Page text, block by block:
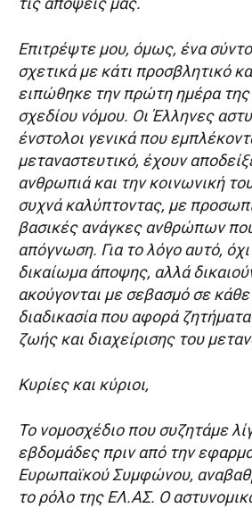
Επιτρέψτε μου, όμως, ένα
σχετικά με κάτι προσβλητικό
ειπώθηκε την πρώτη ημέρα
σχεδίου νόμου. Οι Έλληνες
ένστολοι γενικά που
μεταναστευτικό, έχουν
ανθρωπιά και την κοινωνική
συχνά καλύπτοντας, με
βασικές ανάγκες ανθρώπων
απόγνωση. Για το λόγο αυτό,
δικαίωμα άποψης, αλλά
ακούγονται με σεβασμό σε
διαδικασία που αφορά
ζωής και διαχείρισης του
Κυρίες και κύριοι,
Το νομοσχέδιο που συζητάμε
εβδομάδες πριν από την
Ευρωπαϊκού Συμφώνου,
το ρόλο της ΕΛ.ΑΣ. Ο